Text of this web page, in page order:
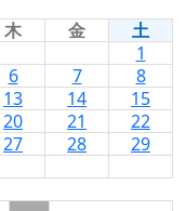
木 金
土
1
6 7
8
13 14
15
20 21
22
27 28
29